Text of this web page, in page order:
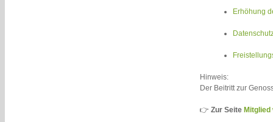
Erhöhung
Hinweis:
Der Beitritt zur
👉 Zur Seite Mitglied